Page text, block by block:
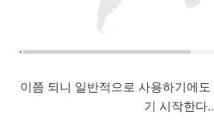
이쯤 되니 일반적으로 사용하기에
기 시작한다